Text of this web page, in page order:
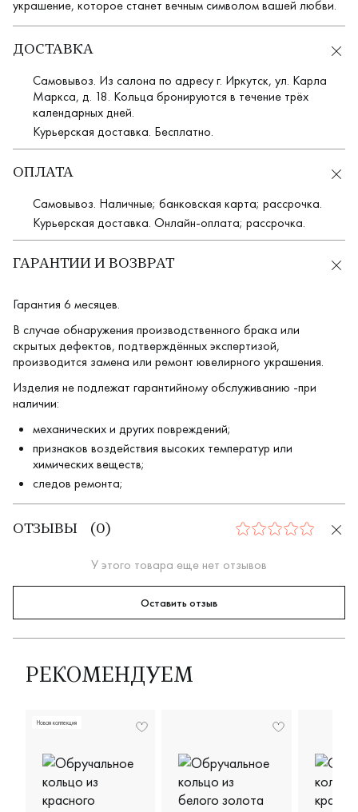
украшение, которое станет вечным символом вашей любви.
ДОСТАВКА
Самовывоз. Из салона по адресу г. Иркутск, ул. Карла
Маркса, д. 18. Кольца бронируются в течение трёх
календарных дней.
Курьерская доставка. Бесплатно.
ОПЛАТА
Самовывоз. Наличные; банковская карта; рассрочка.
Курьерская доставка. Онлайн-оплата; рассрочка.
ГАРАНТИИ И ВОЗВРАТ
Гарантия 6 месяцев.
В случае обнаружения производственного брака или
скрытых дефектов, подтверждённых экспертизой,
производится замена или ремонт ювелирного украшения.
Изделия не подлежат гарантийному обслуживанию -при
наличии:
механических и других повреждений;
признаков воздействия высоких температур или
химических веществ;
следов ремонта;
ОТЗЫВЫ ( 0) 0
У этого товара еще нет отзывов
Оставить отзыв
РЕКОМЕНДУЕМ
Новая коллекция